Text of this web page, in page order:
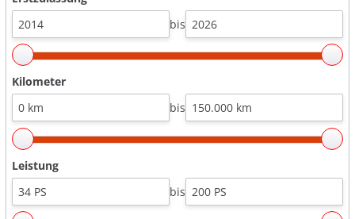
bis
Kilometer
bis
Leistung
bis